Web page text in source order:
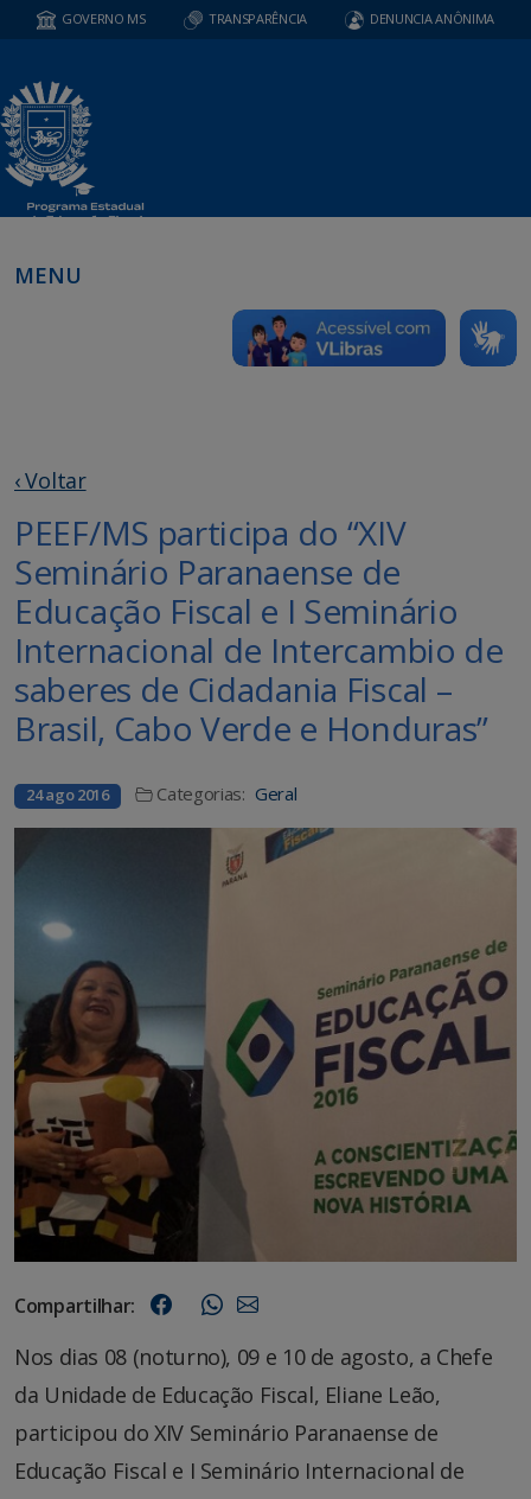
GOVERNO MS TRANSPARÊNCIA DENUNCIA ANÔNIMA
MENU
‹ Voltar
PEEF/MS participa do “XIV
Seminário Paranaense de
Educação Fiscal e I Seminário
Internacional de Intercambio de
saberes de Cidadania Fiscal –
Brasil, Cabo Verde e Honduras”
24 ago 2016 Categorias: Geral
Compartilhar:
Nos dias 08 (noturno), 09 e 10 de agosto, a Chefe
da Unidade de Educação Fiscal, Eliane Leão,
participou do XIV Seminário Paranaense de
Educação Fiscal e I Seminário Internacional de